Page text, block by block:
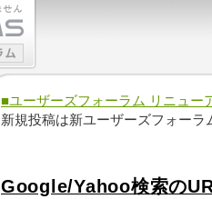
■ユーザーズフォーラム リニュー
新規投稿は新ユーザーズフォーラ
Google/Yahoo検索の